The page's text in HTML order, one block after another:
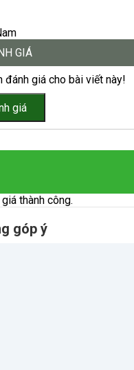
GIÁ
giá cho bài viết này!
thành công.
góp ý